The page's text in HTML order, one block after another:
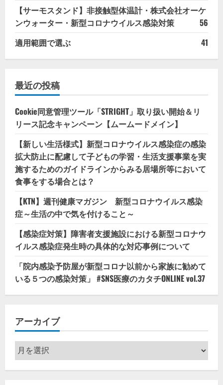
【サーモスタンド】非接触型体温計・株式会社オーケ
ンウォーター・新型コロナウイルス感染対策
56
適用範囲で選ぶ
41
最近の投稿
Cookie同意管理ツール「STRIGHT」取り扱い開始＆リ
リース記念キャンペーン【ムームードメイン】
【新しい生活様式】新型コロナウイルス感染症の感染
拡大防止に配慮して子どもの学習・生活支援事業を実
施するためのガイドラインからみる居場所等において
食事をする場合とは？
【KTN】週刊健康マガジン 新型コロナウイルス感染
症～生活の中で気を付けること～
【感染症対策】障害者支援施設における新型コロナウ
イルス感染症発生時の具体的な対応事例について
「院内感染予防屋が新型コロナ以前から家族に勧めて
いる５つの感染対策」 #SNS医療のカタチONLINE vol.37
アーカイブ
ア
ー
カ